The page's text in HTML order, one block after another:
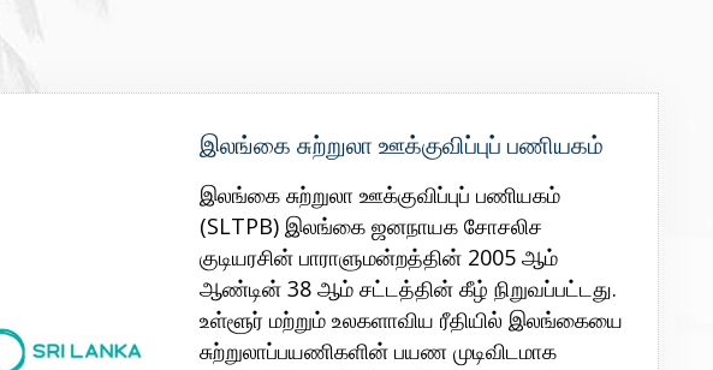
இலங்கை சுற்றுலா ஊக்குவிப்புப் பணியகம்
இலங்கை சுற்றுலா ஊக்குவிப்புப் பணியகம்
(SLTPB) இலங்கை ஜனநாயக சோசலிச
குடியரசின் பாராளுமன்றத்தின் 2005 ஆம்
ஆண்டின் 38 ஆம் சட்டத்தின் கீழ் நிறுவப்பட்டது.
உள்ளூர் மற்றும் உலகளாவிய ரீதியில் இலங்கையை
சுற்றுலாப்பயணிகளின் பயண முடிவிடமாக